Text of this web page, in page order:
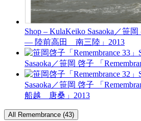
Shop – KulaKeiko Sasaoka／笹岡
— 陸前高田 南三陸」 2013
Sasaoka／笹岡 啓子 「
Sasaoka／笹岡 啓子 「
船越 唐桑」 2013
All Remembrance (43)